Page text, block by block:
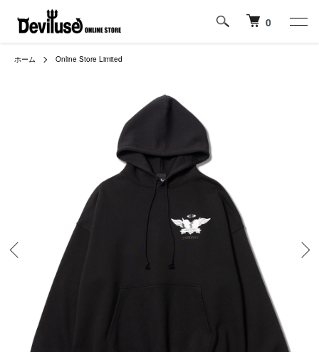
0
ホーム Online Store Limited